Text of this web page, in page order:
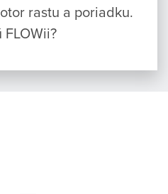
rastu a poriadku.